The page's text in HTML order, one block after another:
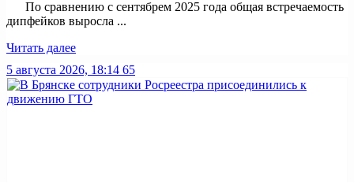
По сравнению с сентябрем 2025 года общая встречаемость
дипфейков выросла ...
Читать далее
5 августа 2026, 18:14 65